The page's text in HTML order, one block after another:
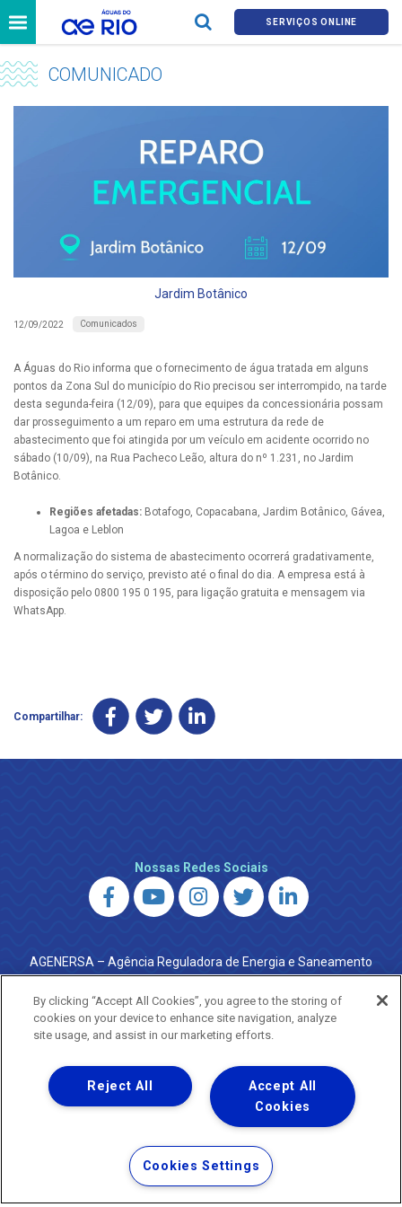
SERVIÇOS ONLINE
COMUNICADO
Jardim Botânico
12/09/2022 Comunicados
A Águas do Rio informa que o fornecimento de água tratada em alguns
pontos da Zona Sul do município do Rio precisou ser interrompido, na tarde
desta segunda-feira (12/09), para que equipes da concessionária possam
dar prosseguimento a um reparo em uma estrutura da rede de
abastecimento que foi atingida por um veículo em acidente ocorrido no
sábado (10/09), na Rua Pacheco Leão, altura do nº 1.231, no Jardim
Botânico.
Regiões afetadas: Botafogo, Copacabana, Jardim Botânico, Gávea,
Lagoa e Leblon
A normalização do sistema de abastecimento ocorrerá gradativamente,
após o término do serviço, previsto até o final do dia. A empresa está à
disposição pelo 0800 195 0 195, para ligação gratuita e mensagem via
WhatsApp.
Compartilhar:
Nossas Redes Sociais
AGENERSA – Agência Reguladora de Energia e Saneamento
do Estado do Rio de Janeiro
0800 024 9040 · (21) 2332-6457 (WhatsApp) ·
ouvidoria@agenersa.rj.gov.br/ouvidoria.agenersa@gmail.com
·http://www.agenersa.rj.gov.br
Uma empresa
Copyright ® 2026 - Todos os Direitos Reservados.
Termos Gerais de Uso de Sites e Aplicativos
Política de Privacidade e Proteção de Dados
By clicking “Accept All Cookies”, you agree to the storing of
cookies on your device to enhance site navigation, analyze
site usage, and assist in our marketing efforts.
Accept All
Cookies
Reject All
Cookies Settings